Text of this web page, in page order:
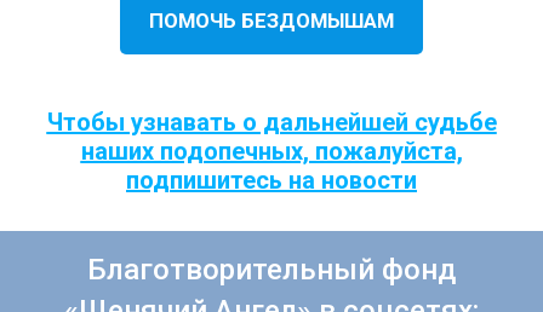
ПОМОЧЬ БЕЗДОМЫШАМ
Чтобы узнавать о дальнейшей судьбе
наших подопечных, пожалуйста,
подпишитесь на новости
Благотворительный фонд